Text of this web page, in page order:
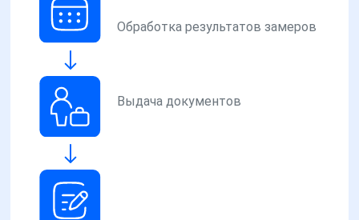
Обработка результатов замеров
Выдача документов